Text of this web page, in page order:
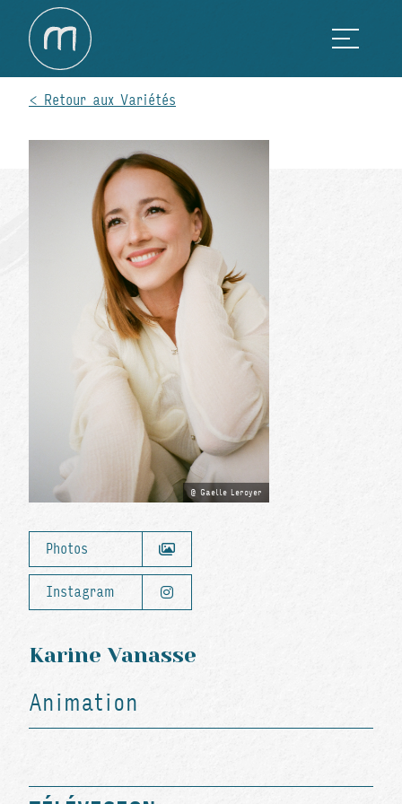
Retour aux Variétés
Gaelle Leroyer
Photos
Instagram
Karine Vanasse
Animation